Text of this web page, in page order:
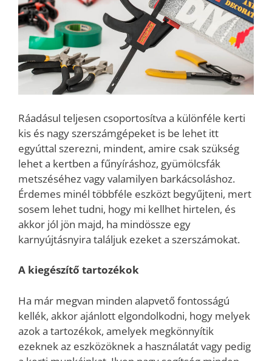
Ráadásul teljesen csoportosítva a különféle kerti
kis és nagy szerszámgépeket is be lehet itt
egyúttal szerezni, mindent, amire csak szükség
lehet a kertben a fűnyíráshoz, gyümölcsfák
metszéséhez vagy valamilyen barkácsoláshoz.
Érdemes minél többféle eszközt begyűjteni, mert
sosem lehet tudni, hogy mi kellhet hirtelen, és
akkor jól jön majd, ha mindössze egy
karnyújtásnyira találjuk ezeket a szerszámokat.
A kiegészítő tartozékok
Ha már megvan minden alapvető fontosságú
kellék, akkor ajánlott elgondolkodni, hogy melyek
azok a tartozékok, amelyek megkönnyítik
ezeknek az eszközöknek a használatát vagy pedig